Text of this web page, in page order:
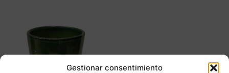
Gestionar consentimiento